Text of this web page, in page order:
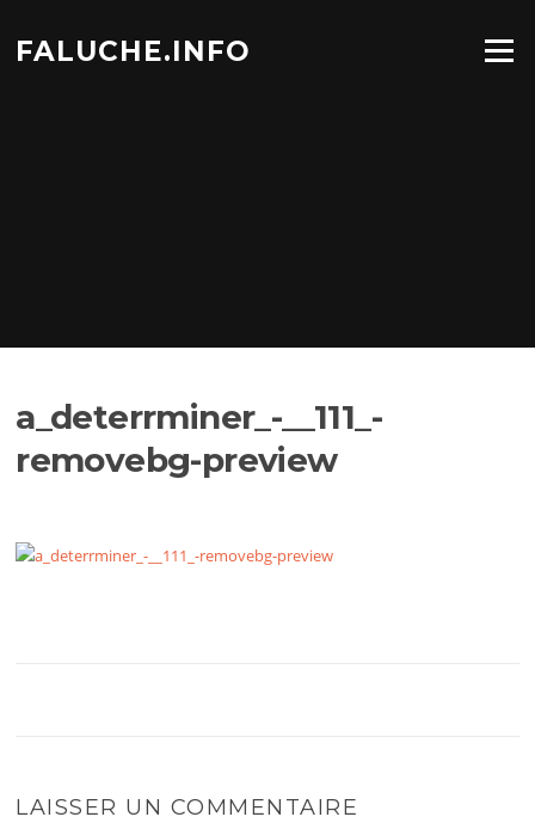
contenu
FALUCHE.INFO Menu
a_deterrminer_-__111_-
removebg-preview
LAISSER UN COMMENTAIRE